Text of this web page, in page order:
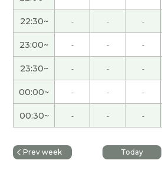
我一直很期待黄金周的开始，但
束了😅
( 女性 )
谢谢老师！！
谢谢老师耐心的指导！认识您很
连！
謝謝老師的幫助！真的好久不見
期待下次與老師再聊！( 男性 )
22:30~ - - -
23:00~ - - -
23:30~ - - -
00:00~ - - -
00:30~ - - -
Prev week Today